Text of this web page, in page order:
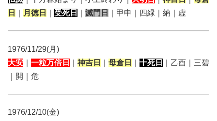
日
月徳日 受死日 滅門日 ｜甲申｜四緑｜納｜虚
1976/11/29(月)
大安
一粒万倍日 神吉日 母倉日 十死日
｜乙酉｜三碧
｜開｜危
1976/12/10(金)